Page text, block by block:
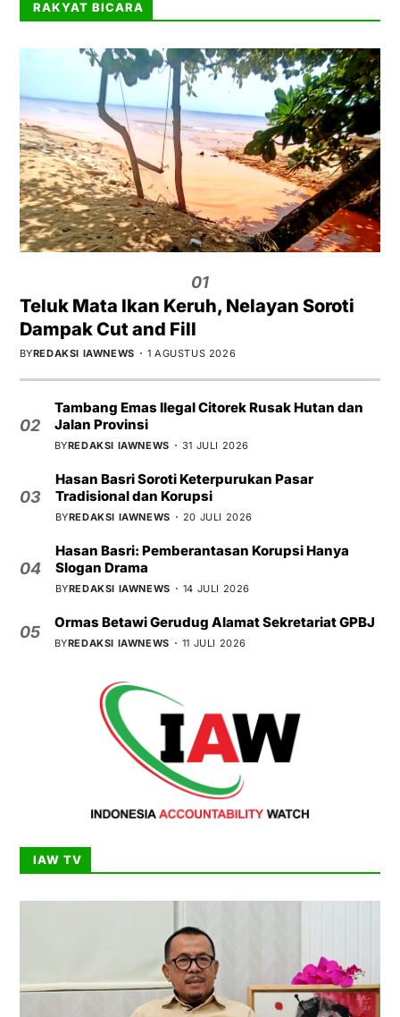
RAKYAT BICARA
01
Teluk Mata Ikan Keruh, Nelayan Soroti
Dampak Cut and Fill
BYREDAKSI IAWNEWS 1 AGUSTUS 2026
02
Tambang Emas Ilegal Citorek Rusak Hutan dan
Jalan Provinsi
BYREDAKSI IAWNEWS 31 JULI 2026
03
Hasan Basri Soroti Keterpurukan Pasar
Tradisional dan Korupsi
BYREDAKSI IAWNEWS 20 JULI 2026
04
Hasan Basri: Pemberantasan Korupsi Hanya
Slogan Drama
BYREDAKSI IAWNEWS 14 JULI 2026
05
Ormas Betawi Gerudug Alamat Sekretariat GPBJ
BYREDAKSI IAWNEWS 11 JULI 2026
IAW TV